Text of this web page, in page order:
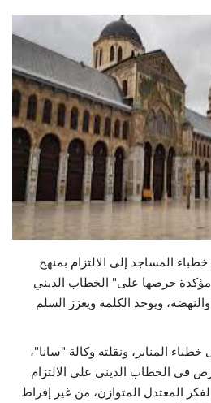
المساجد إلى الالتزام بمنهج
مؤكدة حرصها على" الخطاب الديني
ويوحد الكلمة ويعزز السلم
المنابر، ونقلته وكالة "سانا"،
في الخطاب الديني على الالتزام
المعتدل المتوازن، من غير إفراط